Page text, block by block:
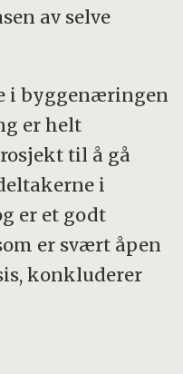
av selve
i byggenæringen
er helt
til å gå
i
er et godt
er svært åpen
konkluderer